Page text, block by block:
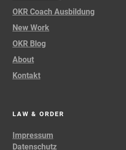
OKR Coach Ausbildung
New Work
OKR Blog
About
Kontakt
LAW & ORDER
Impressum
Datenschutz